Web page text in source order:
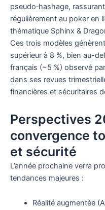
pseudo‑hashage,
régulièrement au poker en
thématique Sphinx &
Ces trois modèles
supérieur à 8 %, bien au-
français (~5 %) observé
dans ses revues
financières et sécuritaires
Perspectives
convergence
et sécurité
L’année prochaine verra
tendances majeures :
Réalité augmentée